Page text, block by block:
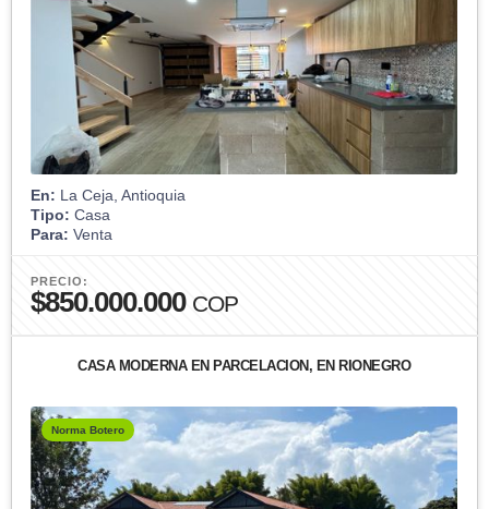
En: La Ceja, Antioquia
Tipo: Casa
Para: Venta
PRECIO:
$850.000.000 COP
CASA MODERNA EN PARCELACION, EN RIONEGRO
Norma Botero